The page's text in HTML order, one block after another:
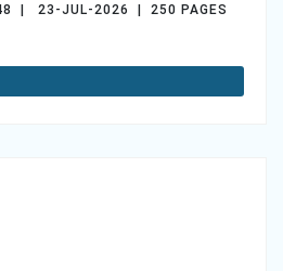
| 23-JUL-2026 | 250 PAGES